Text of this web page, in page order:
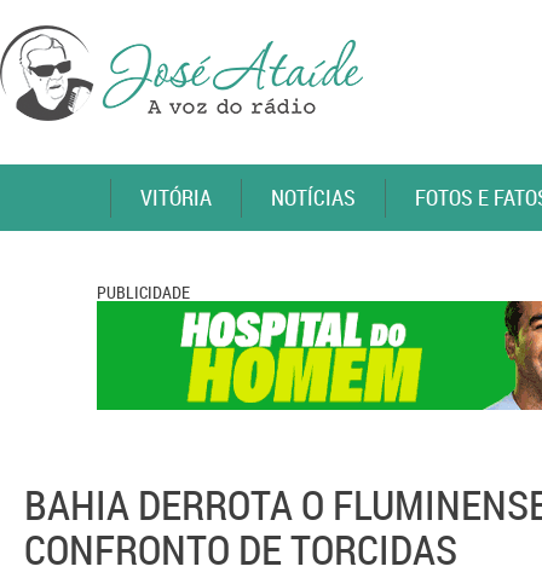
VITÓRIA NOTÍCIAS FOTOS E
PUBLICIDADE
BAHIA DERROTA O
CONFRONTO DE TORCIDAS